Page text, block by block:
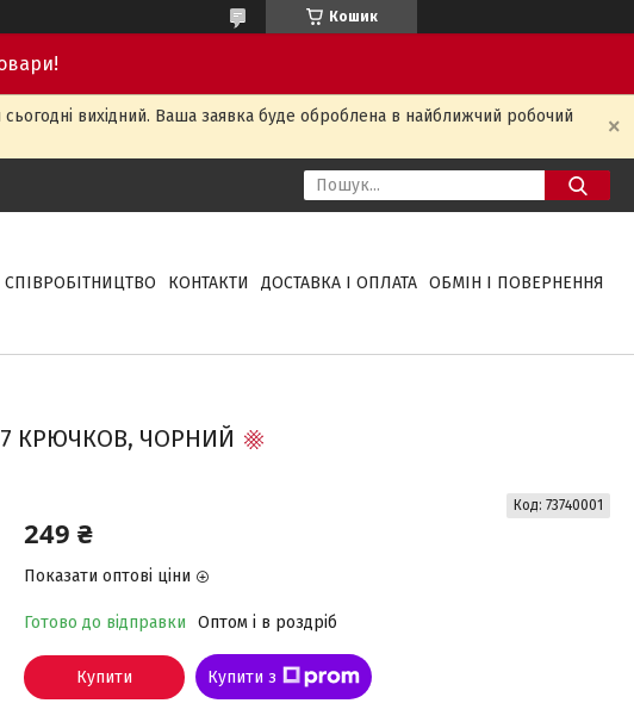
Кошик
вихідний. Ваша заявка буде оброблена в найближчий робочий
СПІВРОБІТНИЦТВО КОНТАКТИ ДОСТАВКА І ОПЛАТА ОБМІН І ПОВЕРНЕННЯ
7 КРЮЧКОВ, ЧОРНИЙ
249 ₴
Показати оптові ціни
Готово до відправки Оптом і в роздріб
Код: 73740001
Купити Купити з